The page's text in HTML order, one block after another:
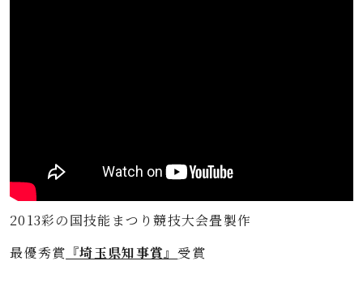
2013彩の国技能まつり競技大会畳製作
最優秀賞 『埼玉県知事賞』受賞